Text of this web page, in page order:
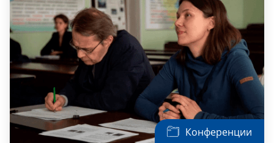
базироваться на правильном выборе и […]
Конференции